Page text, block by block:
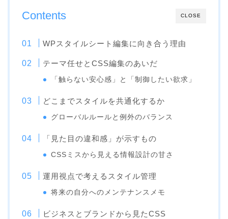
CLOSE
Contents
WPスタイルシート編集に向き合う理由
テーマ任せとCSS編集のあいだ
「触らない安心感」と「制御したい欲求」
どこまでスタイルを共通化するか
グローバルルールと例外のバランス
「見た目の違和感」が示すもの
CSSミスから見える情報設計の甘さ
運用視点で考えるスタイル管理
将来の自分へのメンテナンスメモ
ビジネスとブランドから見たCSS